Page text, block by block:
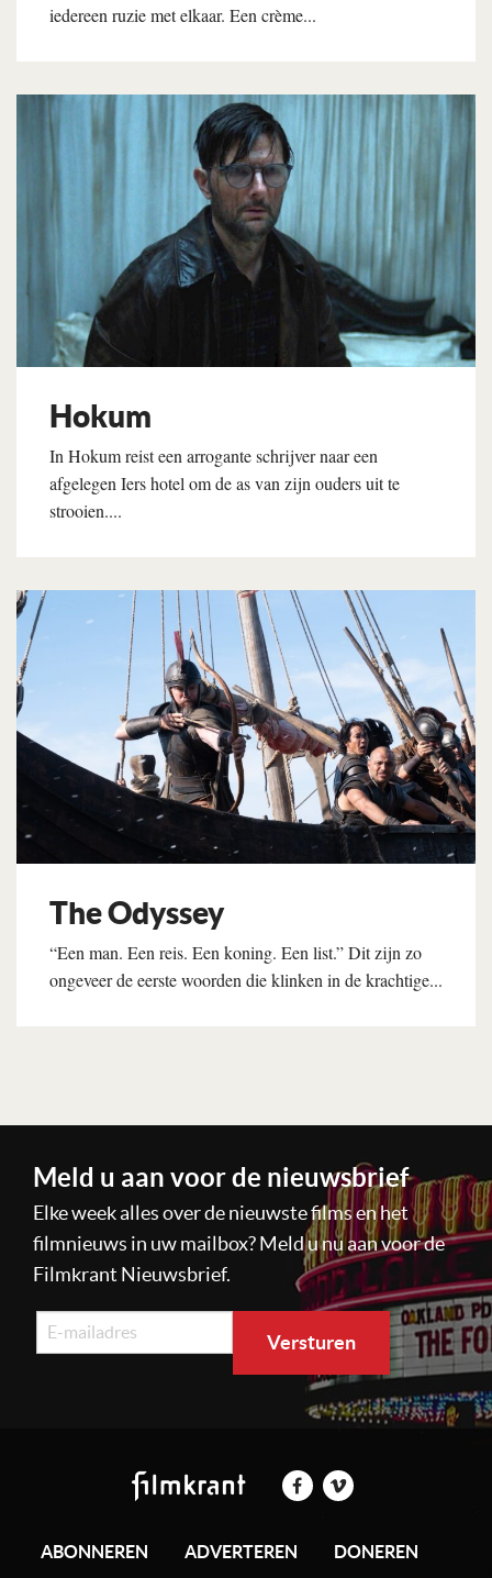
iedereen ruzie met elkaar. Een crème...
Lees verder
Hokum
In Hokum reist een arrogante schrijver naar een
afgelegen Iers hotel om de as van zijn ouders uit te
strooien....
Lees verder
The Odyssey
“Een man. Een reis. Een koning. Een list.” Dit zijn zo
ongeveer de eerste woorden die klinken in de krachtige...
Meld u aan voor de nieuwsbrief
Elke week alles over de nieuwste films en het
filmnieuws in uw mailbox? Meld u nu aan voor de
Filmkrant Nieuwsbrief.
ABONNEREN ADVERTEREN DONEREN